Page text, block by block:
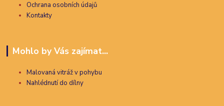
Ochrana osobních údajů
Kontakty
Mohlo by Vás zajímat...
Malovaná vitráž v pohybu
Nahlédnutí do dílny